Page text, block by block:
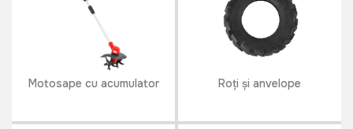
Motosape cu acumulator Roți și anvelope